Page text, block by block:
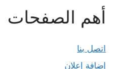
أهم الصفحات
اتصل بنا
إضافة إعلان